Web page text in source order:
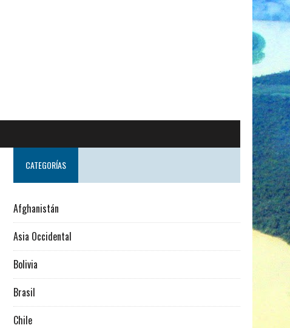
CATEGORÍAS
Afghanistán
Asia Occidental
Bolivia
Brasil
Chile